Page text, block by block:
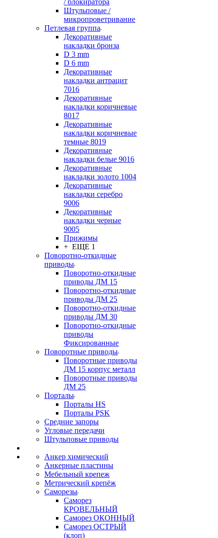
/ блокиратора
Штульповые /
микропроветривание
Петлевая группа
Декоративные
накладки бронза
D 3 mm
D 6 mm
Декоративные
накладки антрацит
7016
Декоративные
накладки коричневые
8017
Декоративные
накладки коричневые
темные 8019
Декоративные
накладки белые 9016
Декоративные
накладки золото 1004
Декоративные
накладки серебро
9006
Декоративные
накладки черные
9005
Прижимы
+ ЕЩЕ 1
Поворотно-откидные
приводы
Поворотно-откидные
приводы ДМ 15
Поворотно-откидные
приводы ДМ 25
Поворотно-откидные
приводы ДМ 30
Поворотно-откидные
приводы
Фиксированные
Поворотные приводы
Поворотные приводы
ДМ 15 корпус металл
Поворотные приводы
ДМ 25
Порталы
Порталы HS
Порталы PSK
Средние запоры
Угловые передачи
Штульповые приводы
Анкер химический
Анкерные пластины
Мебельный крепеж
Метрический крепёж
Саморезы
Саморез
КРОВЕЛЬНЫЙ
Саморез ОКОННЫЙ
Саморез ОСТРЫЙ
(клоп)